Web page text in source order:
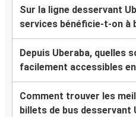
Sur la ligne desservant
services bénéficie-t-on à
Depuis Uberaba, quelles
facilement accessibles
Comment trouver les
billets de bus desservant